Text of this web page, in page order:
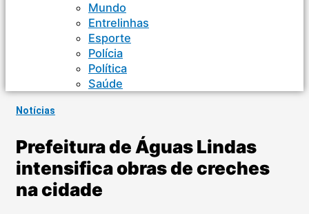
Mundo
Entrelinhas
Esporte
Polícia
Política
Saúde
Notícias
Prefeitura de Águas Lindas
intensifica obras de creches
na cidade